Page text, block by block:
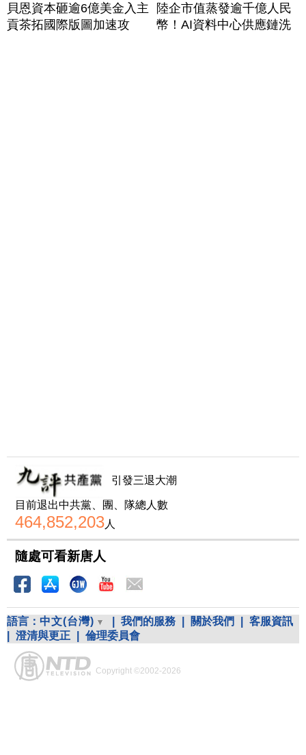
貝恩資本砸逾6億美金入主
貢茶拓國際版圖加速攻
陸企市值蒸發逾千億人民
幣！AI資料中心供應鏈洗
引發三退大潮
目前退出中共黨、團、隊總人數
464,852,203人
隨處可看新唐人
語言： 中文(台灣) 我們的服務 關於我們
客服資訊
澄清與更正 倫理委員會
Copyright ©2002-2026